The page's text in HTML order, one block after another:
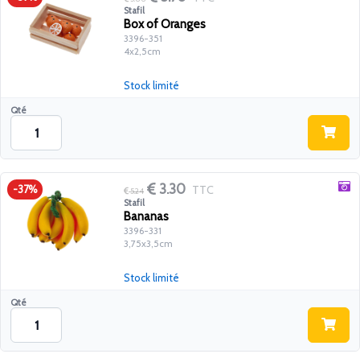
Stafil
Box of Oranges
3396-351
4x2,5cm
Qté
Stock limité
-37% 5.24 3.30 TTC
Stafil
Bananas
3396-331
3,75x3,5cm
Qté
Stock limité